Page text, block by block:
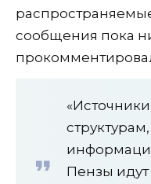
сообщения пока
Пензы